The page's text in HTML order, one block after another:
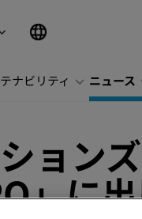
ナビリティ ニュース
ョン
」に